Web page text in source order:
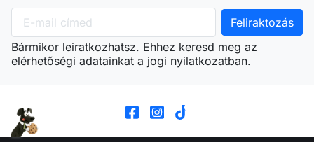
Bármikor leiratkozhatsz. Ehhez keresd meg az
elérhetőségi adatainkat a jogi nyilatkozatban.